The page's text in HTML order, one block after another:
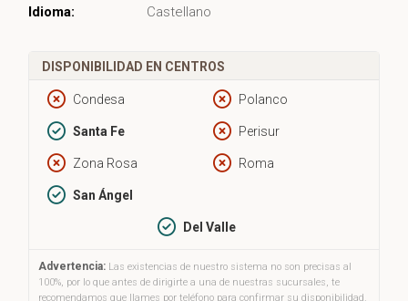
Idioma:
Castellano
DISPONIBILIDAD EN CENTROS
Condesa Polanco
Santa Fe Perisur
Zona Rosa Roma
San Ángel
Del Valle
Advertencia: Las existencias de nuestro sistema no son precisas al
100%, por lo que antes de dirigirte a una de nuestras sucursales, te
recomendamos que llames por teléfono para confirmar su disponibilidad.